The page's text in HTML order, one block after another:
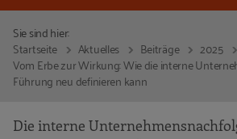
Sie sind hier:
Startseite
Aktuelles Beiträge
2025
Vom Erbe zur Wirkung: Wie die interne
Führung neu definieren kann
Die interne